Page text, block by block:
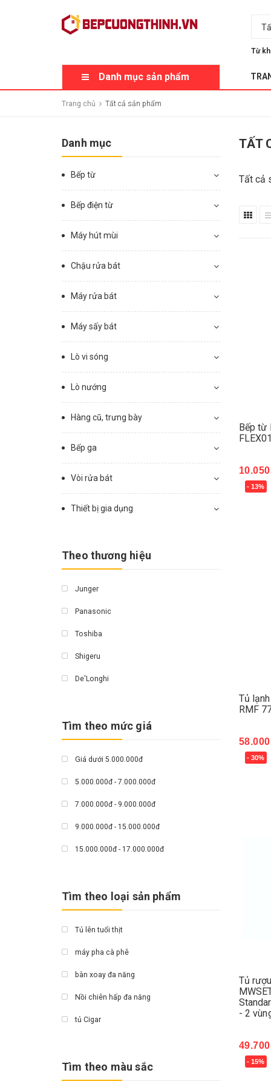
Từ
Danh mục sản phẩm
Trang chủ Tất cả sản phẩm
TẤT
Tất cả
Bếp từ
- 13%
Mua
Tủ
RMF
- 30%
Mua
Tủ
- 2
- 15%
Mua
Danh mục
Bếp từ
Bếp điện từ
Máy hút mùi
Chậu rửa bát
Máy rửa bát
Máy sấy bát
Lò vi sóng
Lò nướng
Hàng cũ, trưng bày
Bếp ga
Vòi rửa bát
Thiết bị gia dụng
Theo thương hiệu
Junger
Panasonic
Toshiba
Shigeru
De'Longhi
Olivo
Kapani
Ecovacs
chef
fan
ATG
Nodor
Dann
Tìm theo mức giá
Giá dưới 5.000.000đ
5.000.000đ - 7.000.000đ
7.000.000đ - 9.000.000đ
9.000.000đ - 15.000.000đ
15.000.000đ - 17.000.000đ
Tìm theo loại sản phẩm
Tủ lên tuổi thịt
máy pha cà phê
bàn xoay đa năng
Nồi chiên hấp đa năng
tủ Cigar
máy hút ẩm
Tìm theo màu sắc